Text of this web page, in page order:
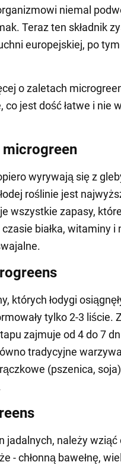
niemal
Teraz ten składnik
europejskiej, po tym
o zaletach
co jest dość łatwe i nie
microgreen
wyrywają się z
roślinie jest
wszystkie zapasy,
białka, witaminy i
których łodygi
tylko 2-3 liście.
zajmuje od 4 do 7
tradycyjne
(pszenica,
jadalnych, należy wziąć
- chłonną bawełnę,